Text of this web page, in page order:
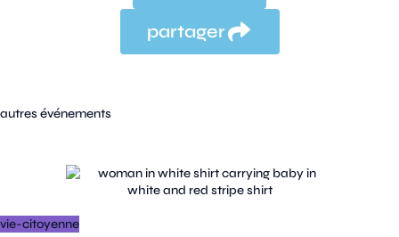
partager
autres événements
vie-citoyenne